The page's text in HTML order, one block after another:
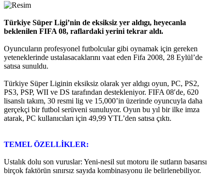
Türkiye Süper Ligi’nin de eksiksiz yer aldıgı, heyecanla
beklenilen FIFA 08, raflardaki yerini tekrar aldı.
Oyuncuların profesyonel futbolcular gibi oynamak için gereken
yeteneklerinde ustalasacaklarını vaat eden Fifa 2008, 28 Eylül’de
satısa sunuldu.
Türkiye Süper Liginin eksiksiz olarak yer aldıgı oyun, PC, PS2,
PS3, PSP, WII ve DS tarafından destekleniyor. FIFA 08′de, 620
lisanslı takım, 30 resmi lig ve 15,000’in üzerinde oyuncuyla daha
gerçekçi bir futbol serüveni sunuluyor. Oyun bu yıl bir ilke imza
atarak, PC kullanıcıları için 49,99 YTL’den satısa çıktı.
TEMEL ÖZELLİKLER:
Ustalık dolu son vuruslar: Yeni-nesil sut motoru ile sutların basarısı
birçok faktörün sınırsız sayıda kombinasyonu ile belirlenebiliyor.